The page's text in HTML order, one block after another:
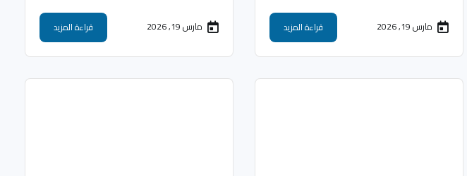
مارس 19, 2026 قراءة المزيد مارس 19, 2026 قراءة المزيد